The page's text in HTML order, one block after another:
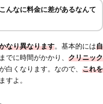
んなに料金に差があるなんて
なり異なります。基本的には自
でに時間がかかり、 クリニック
白くなります。なので、 これを
すよ。